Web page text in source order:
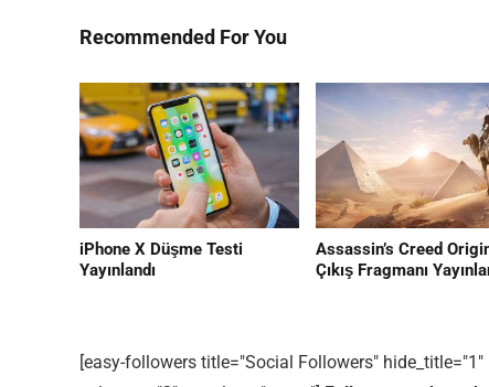
Recommended For You
iPhone X Düşme Testi
Yayınlandı
Assassin’s Creed
Çıkış Fragmanı
[easy-followers title="Social Followers"